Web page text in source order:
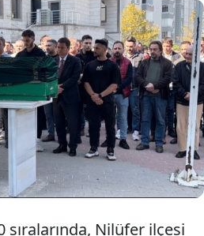
aşamasındaki diş
Atilla Çetin'in evinin önünde
vurup öldürdüğü diş
Uludağ Çetin, toprağa
Çetin ise tutuklandı.
sıralarında, Nilüfer ilçesi